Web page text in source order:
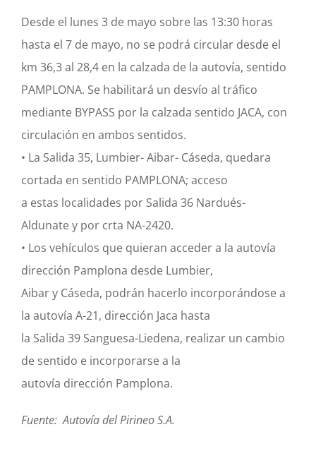
Actividad económica
Actualidad
Manc. Servicios Sociales
Contacto
Desde el lunes 3 de mayo sobre las 13:30 horas
hasta el 7 de mayo, no se podrá circular desde el
km 36,3 al 28,4 en la calzada de la autovía, sentido
PAMPLONA. Se habilitará un desvío al tráfico
mediante BYPASS por la calzada sentido JACA, con
circulación en ambos sentidos.
• La Salida 35, Lumbier- Aibar- Cáseda, quedara
cortada en sentido PAMPLONA; acceso
a estas localidades por Salida 36 Nardués-
Aldunate y por crta NA-2420.
• Los vehículos que quieran acceder a la autovía
dirección Pamplona desde Lumbier,
Aibar y Cáseda, podrán hacerlo incorporándose a
la autovía A-21, dirección Jaca hasta
la Salida 39 Sanguesa-Liedena, realizar un cambio
de sentido e incorporarse a la
autovía dirección Pamplona.
Fuente: Autovía del Pirineo S.A.